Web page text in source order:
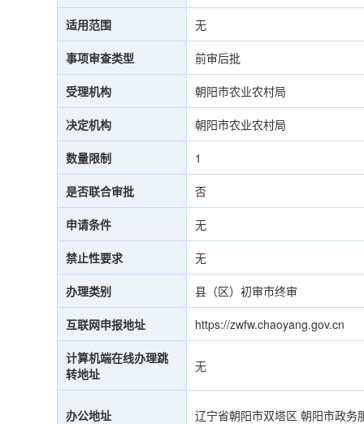
适用范围 无
事项审查类型 前审后批
受理机构 朝阳市农业农村局
决定机构 朝阳市农业农村局
数量限制 1
是否联合审批 否
申请条件 无
禁止性要求 无
办理类别 县（区）初审市终审
互联网申报地址 https://zwfw.chaoyang.gov.cn
计算机端在线办理跳
转地址
无
办公地址 辽宁省朝阳市双塔区 朝阳市政务